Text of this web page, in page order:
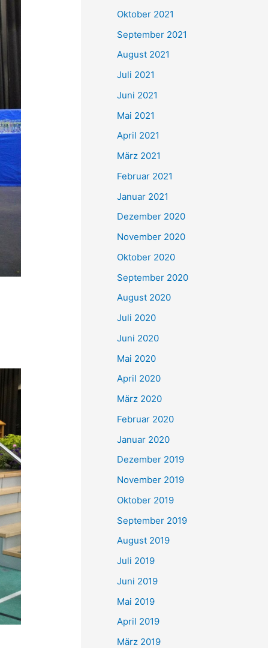
e
n
h
:
Oktober 2021
September 2021
August 2021
Juli 2021
Juni 2021
Mai 2021
April 2021
März 2021
Februar 2021
Januar 2021
Dezember 2020
November 2020
Oktober 2020
September 2020
August 2020
Juli 2020
Juni 2020
Mai 2020
April 2020
März 2020
Februar 2020
Januar 2020
Dezember 2019
November 2019
Oktober 2019
September 2019
August 2019
Juli 2019
Juni 2019
Mai 2019
April 2019
März 2019